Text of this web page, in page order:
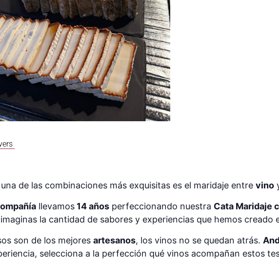
de las combinaciones más exquisitas es el maridaje entre vino
llevamos 14 años perfeccionando nuestra Cata Maridaje
la cantidad de sabores y experiencias que hemos
son de los mejores artesanos, los vinos no se quedan atrás.
selecciona a la perfección qué vinos acompañan estos